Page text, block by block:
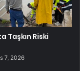
Taşkın Riski
7, 2026